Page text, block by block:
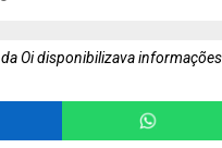
Oi disponibilizava